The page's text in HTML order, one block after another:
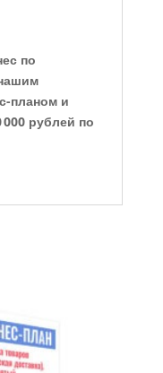
по
планом и
рублей по